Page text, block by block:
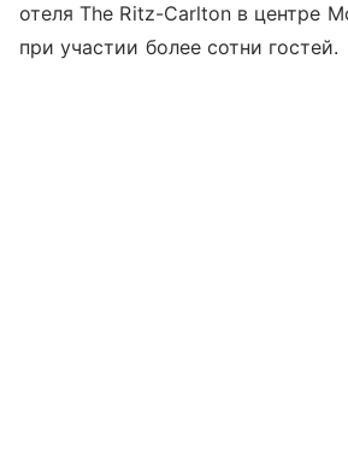
отеля The Ritz-Carlton в центре
при участии более сотни гостей.